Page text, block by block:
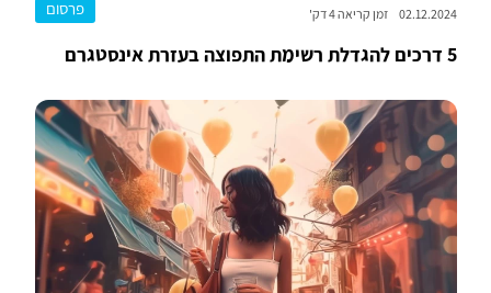
02.12.2024 זמן קריאה 4 דק' פרסום
5 דרכים להגדלת רשימת התפוצה בעזרת אינסטגרם